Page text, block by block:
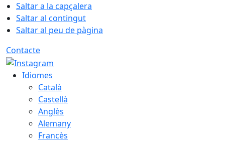
Saltar a la capçalera
Saltar al contingut
Saltar al peu de pàgina
Contacte
Idiomes
Català
Castellà
Anglès
Alemany
Francès